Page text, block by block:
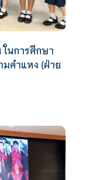
นการศึกษา
มคำแหง (ฝ่าย